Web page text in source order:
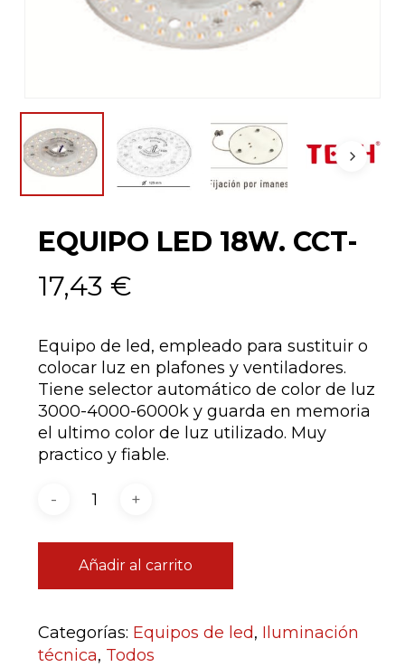
EQUIPO LED 18W. CCT-
17,43 €
Equipo de led, empleado para sustituir o
colocar luz en plafones y ventiladores.
Tiene selector automático de color de luz
3000-4000-6000k y guarda en memoria
el ultimo color de luz utilizado. Muy
practico y fiable.
Añadir al carrito
Categorías: Equipos de led, Iluminación
técnica, Todos